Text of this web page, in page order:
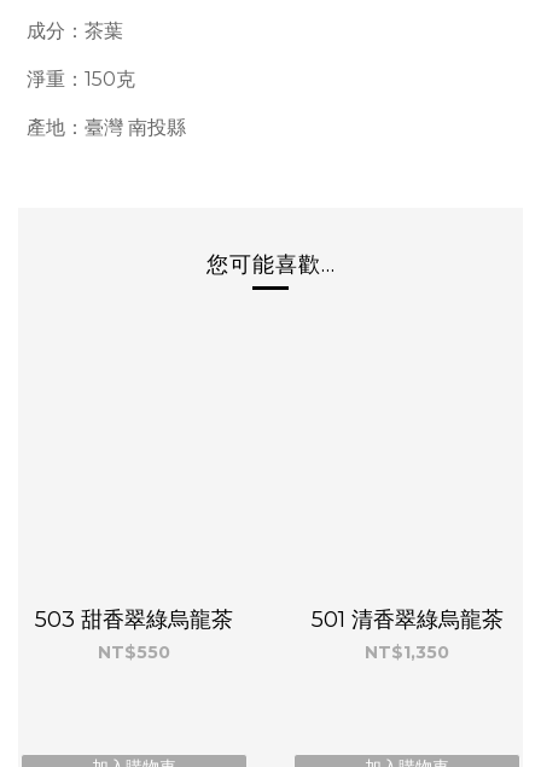
成分：茶葉
淨重：150克
產地：臺灣 南投縣
您可能喜歡...
503 甜香翠綠烏龍茶
NT$550
501 清香翠綠烏龍茶
NT$1,350